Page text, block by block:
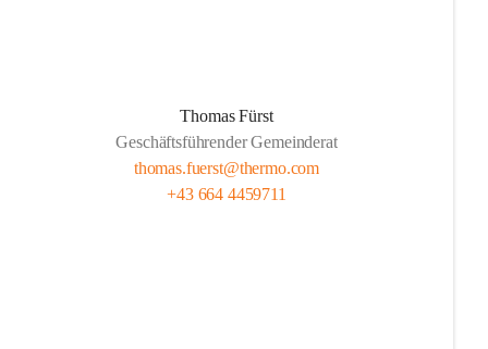
Thomas Fürst
Geschäftsführender Gemeinderat
thomas.fuerst@thermo.com
+43 664 4459711